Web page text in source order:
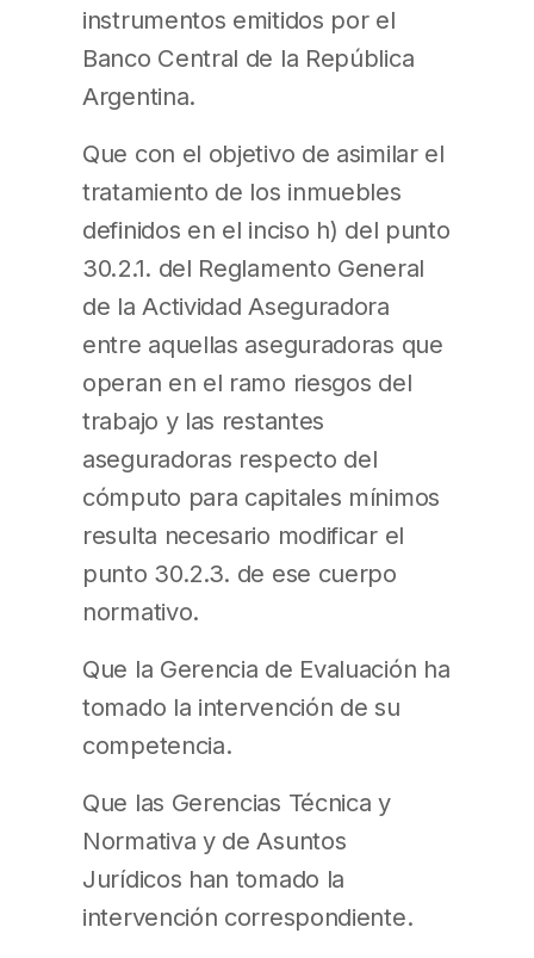
instrumentos emitidos por el
Banco Central de la República
Argentina.
Que con el objetivo de asimilar el
tratamiento de los inmuebles
definidos en el inciso h) del punto
30.2.1. del Reglamento General
de la Actividad Aseguradora
entre aquellas aseguradoras que
operan en el ramo riesgos del
trabajo y las restantes
aseguradoras respecto del
cómputo para capitales mínimos
resulta necesario modificar el
punto 30.2.3. de ese cuerpo
normativo.
Que la Gerencia de Evaluación ha
tomado la intervención de su
competencia.
Que las Gerencias Técnica y
Normativa y de Asuntos
Jurídicos han tomado la
intervención correspondiente.